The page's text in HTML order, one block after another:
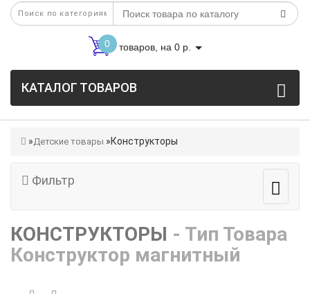
0 товаров, на 0 р.
КАТАЛОГ ТОВАРОВ
Детские товары Конструкторы
Фильтр
КОНСТРУКТОРЫ - Тип Товара
Конструктор магнитный